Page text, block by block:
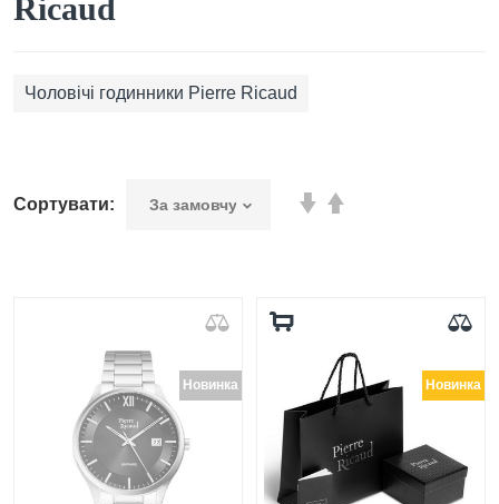
Ricaud
Чоловічі годинники Pierre Ricaud
Сортувати:
Новинка Новинка